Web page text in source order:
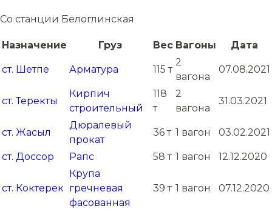
Со станции Белоглинская
Назначение Груз Вес Вагоны Дата
ст. Шетпе Арматура 115 т
2
вагона
07.08.2021
ст. Теректы
Кирпич
строительный
118
т
2
вагона
31.03.2021
ст. Жасыл
Дюралевый
прокат
36 т 1 вагон 03.02.2021
ст. Доссор Рапс 58 т 1 вагон 12.12.2020
ст. Коктерек
Крупа
гречневая
фасованная
39 т 1 вагон 07.12.2020